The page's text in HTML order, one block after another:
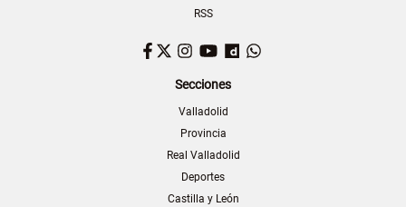
RSS
Facebook
TwitterInstagram
YouTubeDailymotion
Secciones
Valladolid
Provincia
Real Valladolid
Deportes
Castilla y León